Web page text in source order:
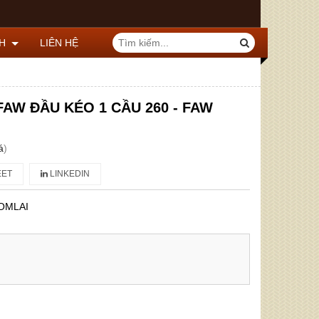
LIÊN HỆ
ĐẦU KÉO 1 CẦU 260 - FAW
)
LINKEDIN